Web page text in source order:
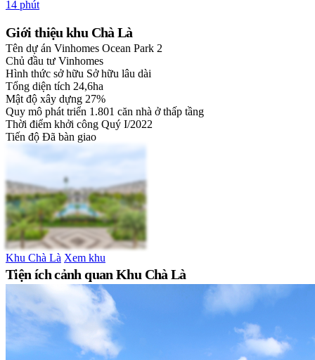
14 phút
Giới thiệu khu Chà Là
Tên dự án Vinhomes Ocean Park 2
Chủ đầu tư Vinhomes
Hình thức sở hữu Sở hữu lâu dài
Tổng diện tích 24,6ha
Mật độ xây dựng 27%
Quy mô phát triển 1.801 căn nhà ở thấp tầng
Thời điểm khởi công Quý I/2022
Tiến độ Đã bàn giao
Khu Chà Là Xem khu
Tiện ích cảnh quan Khu Chà Là